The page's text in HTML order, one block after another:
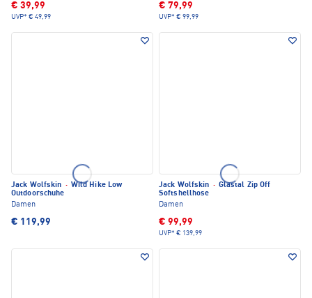
€ 39,99
UVP* € 49,99
€ 79,99
UVP* € 99,99
Jack Wolfskin · Wild Hike Low
Outdoorschuhe
Damen
€ 119,99
Jack Wolfskin · Glastal Zip Off
Softshellhose
Damen
€ 99,99
UVP* € 139,99